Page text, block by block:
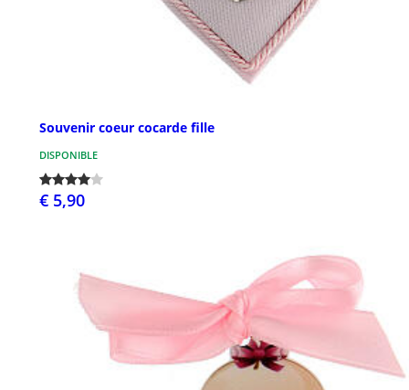
Souvenir coeur cocarde fille
DISPONIBLE
€ 5,90